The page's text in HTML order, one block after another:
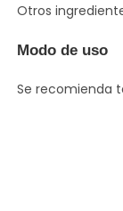
Otros
Modo de uso
Se recomienda